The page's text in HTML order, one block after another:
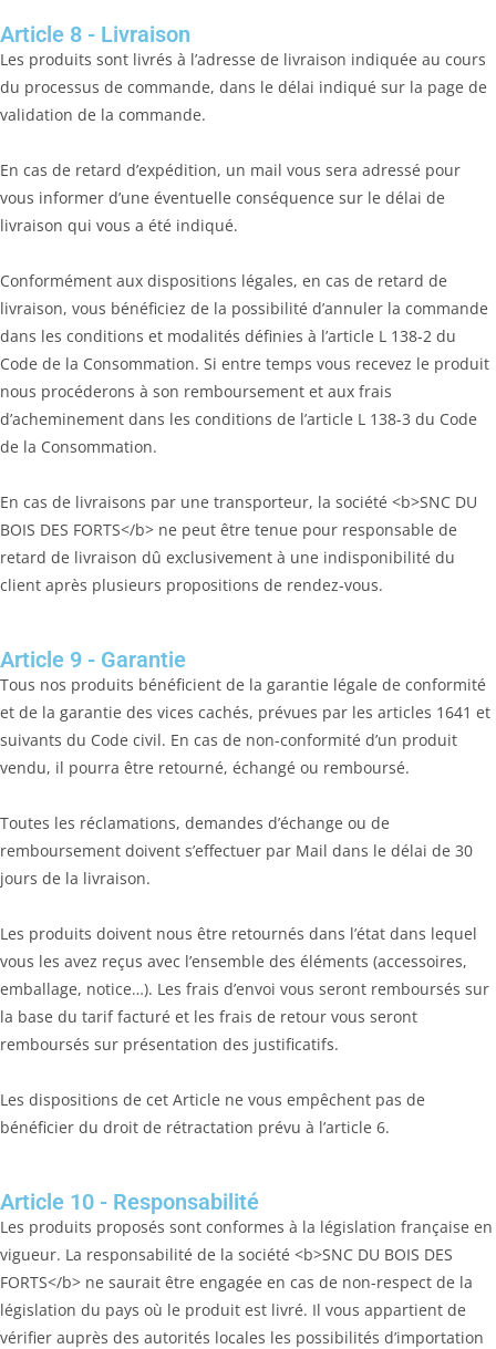
Article 8 - Livraison
Les produits sont livrés à l’adresse de livraison indiquée au cours
du processus de commande, dans le délai indiqué sur la page de
validation de la commande.
En cas de retard d’expédition, un mail vous sera adressé pour
vous informer d’une éventuelle conséquence sur le délai de
livraison qui vous a été indiqué.
Conformément aux dispositions légales, en cas de retard de
livraison, vous bénéficiez de la possibilité d’annuler la commande
dans les conditions et modalités définies à l’article L 138-2 du
Code de la Consommation. Si entre temps vous recevez le produit
nous procéderons à son remboursement et aux frais
d’acheminement dans les conditions de l’article L 138-3 du Code
de la Consommation.
En cas de livraisons par une transporteur, la société <b>SNC DU
BOIS DES FORTS</b> ne peut être tenue pour responsable de
retard de livraison dû exclusivement à une indisponibilité du
client après plusieurs propositions de rendez-vous.
Article 9 - Garantie
Tous nos produits bénéficient de la garantie légale de conformité
et de la garantie des vices cachés, prévues par les articles 1641 et
suivants du Code civil. En cas de non-conformité d’un produit
vendu, il pourra être retourné, échangé ou remboursé.
Toutes les réclamations, demandes d’échange ou de
remboursement doivent s’effectuer par Mail dans le délai de 30
jours de la livraison.
Les produits doivent nous être retournés dans l’état dans lequel
vous les avez reçus avec l’ensemble des éléments (accessoires,
emballage, notice…). Les frais d’envoi vous seront remboursés sur
la base du tarif facturé et les frais de retour vous seront
remboursés sur présentation des justificatifs.
Les dispositions de cet Article ne vous empêchent pas de
bénéficier du droit de rétractation prévu à l’article 6.
Article 10 - Responsabilité
Les produits proposés sont conformes à la législation française en
vigueur. La responsabilité de la société <b>SNC DU BOIS DES
FORTS</b> ne saurait être engagée en cas de non-respect de la
législation du pays où le produit est livré. Il vous appartient de
vérifier auprès des autorités locales les possibilités d’importation